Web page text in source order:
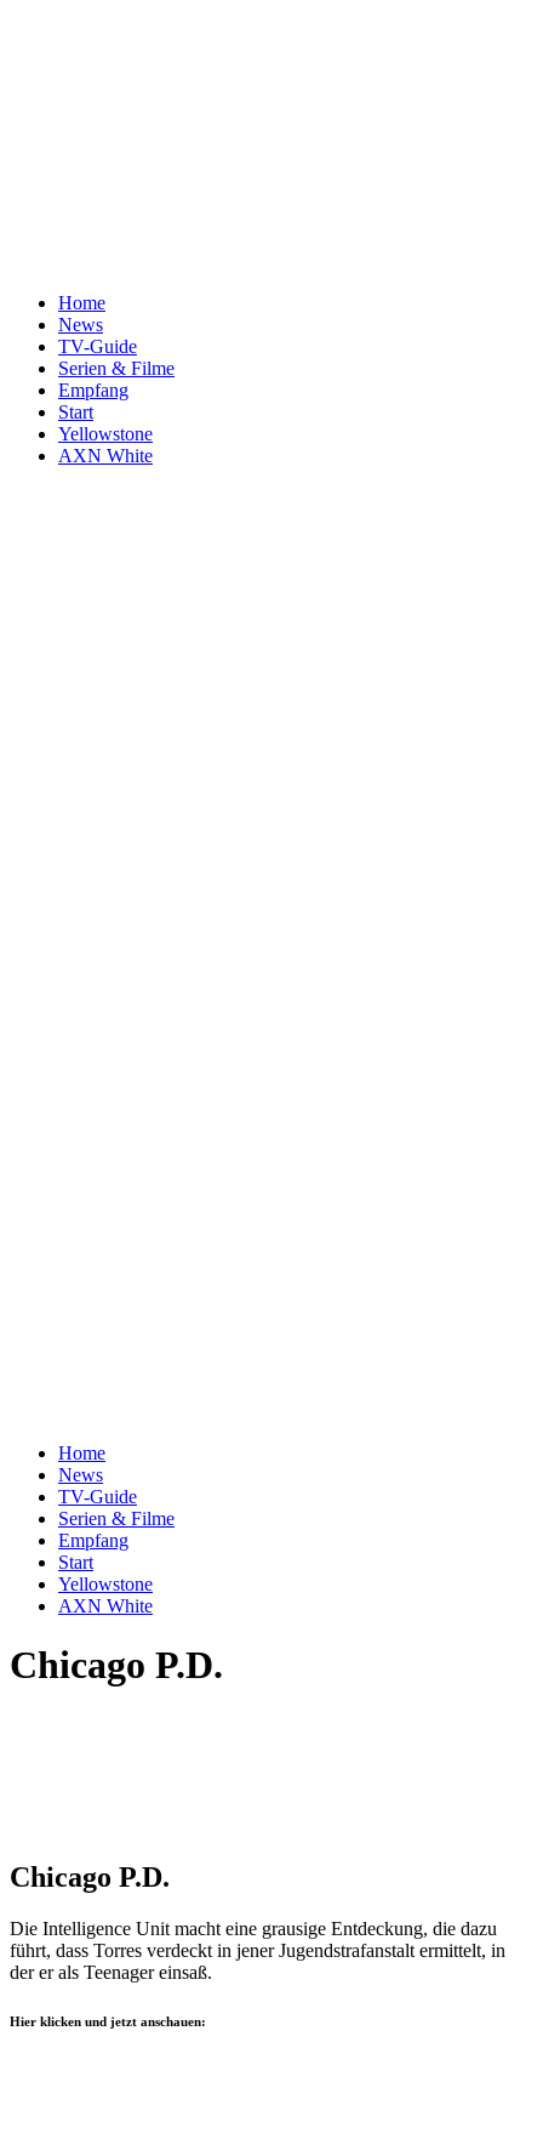
Home
News
TV-Guide
Serien & Filme
Empfang
Start
Yellowstone
AXN White
Home
News
TV-Guide
Serien & Filme
Empfang
Start
Yellowstone
AXN White
Chicago P.D.
Chicago P.D.
Die Intelligence Unit macht eine grausige Entdeckung, die dazu
führt, dass Torres verdeckt in jener Jugendstrafanstalt ermittelt, in
der er als Teenager einsaß.
Hier klicken und jetzt anschauen: